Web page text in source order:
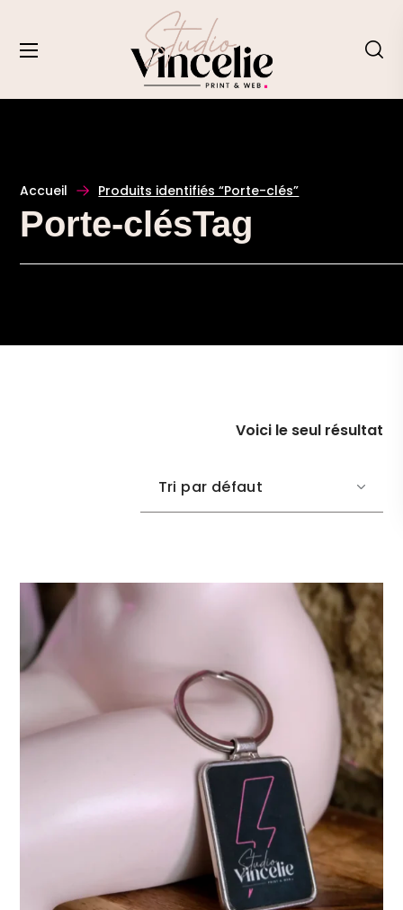
Accueil Produits identifiés “Porte-clés”
Porte-clésTag
Voici le seul résultat